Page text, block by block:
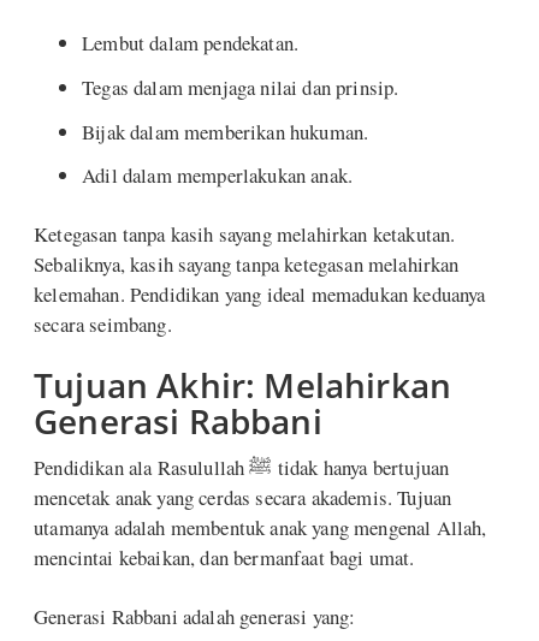
Lembut dalam pendekatan.
Tegas dalam menjaga nilai dan prinsip.
Bijak dalam memberikan hukuman.
Adil dalam memperlakukan anak.
Ketegasan tanpa kasih sayang melahirkan ketakutan.
Sebaliknya, kasih sayang tanpa ketegasan melahirkan
kelemahan. Pendidikan yang ideal memadukan keduanya
secara seimbang.
Tujuan Akhir: Melahirkan
Generasi Rabbani
Pendidikan ala Rasulullah ﷺ tidak hanya bertujuan
mencetak anak yang cerdas secara akademis. Tujuan
utamanya adalah membentuk anak yang mengenal Allah,
mencintai kebaikan, dan bermanfaat bagi umat.
Generasi Rabbani adalah generasi yang: